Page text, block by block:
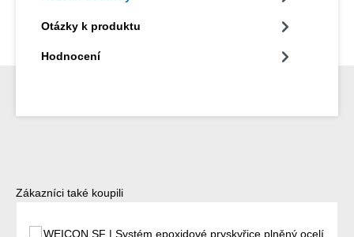
Otázky k produktu
Hodnocení
Přeskočit galerii produktů
Zákazníci také koupili